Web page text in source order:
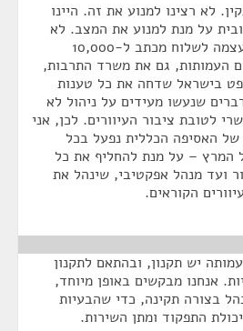
לא רצינו למנוע את זה. היינו
על מנת למנוע את המצב. לא
ייתכן שהעמותה תרשה לעצמה לשלוח מכתב ל-10,000
העמותות, גם את משרד התרבות,
בישראל שדחה את כל טענות
שנעשו מעידים על ניהול לא
לטובת ציבור העיוורים. לכן, אני
האסיפה הכללית נפעל בכל
המרץ – על מנת להחליף את כל
ועד מנהל אפקטיבי, שינהל את
הקוראים.
יש תקנון, ובהתאם לתקנון
אנחנו מבקשים באופן מיוחד,
בצורה תקינה, כדי שהבעיות
התפקוד ומתן השירות.